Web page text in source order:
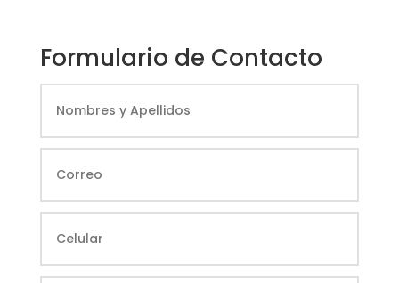
Formulario de Contacto